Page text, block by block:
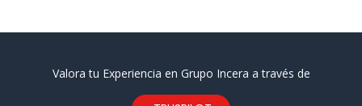
Valora tu Experiencia en Grupo Incera a través de